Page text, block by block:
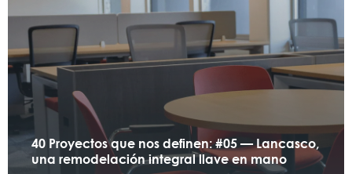
40 Proyectos que nos definen: #05 — Lancasco,
una remodelación integral llave en mano